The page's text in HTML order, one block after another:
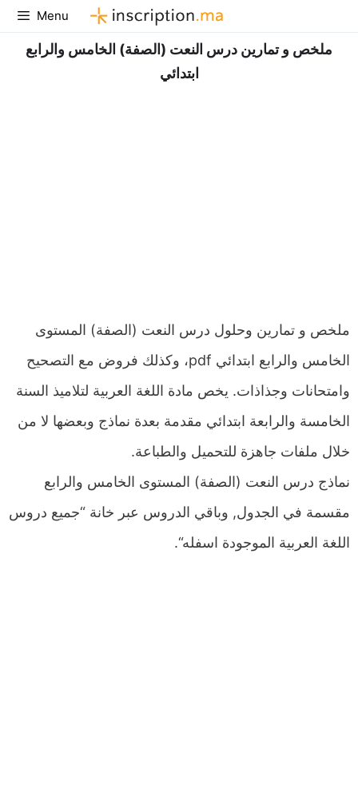
Aller
au
contenu
Menu
ملخص و تمارين درس النعت (الصفة) الخامس والرابع
ابتدائي
ملخص و تمارين وحلول درس النعت (الصفة) المستوى
الخامس والرابع ابتدائي pdf، وكذلك فروض مع التصحيح
وامتحانات وجذاذات. يخص مادة اللغة العربية لتلاميذ السنة
الخامسة والرابعة ابتدائي مقدمة بعدة نماذج وبعضها لا من
خلال ملفات جاهزة للتحميل والطباعة.
نماذج درس النعت (الصفة) المستوى الخامس والرابع
مقسمة في الجدول, وباقي الدروس عبر خانة “جميع دروس
اللغة العربية الموجودة اسفله“.